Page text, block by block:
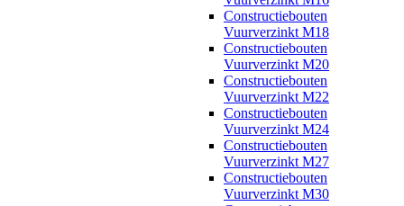
Constructiebouten
Vuurverzinkt M18
Constructiebouten
Vuurverzinkt M20
Constructiebouten
Vuurverzinkt M22
Constructiebouten
Vuurverzinkt M24
Constructiebouten
Vuurverzinkt M27
Constructiebouten
Vuurverzinkt M30